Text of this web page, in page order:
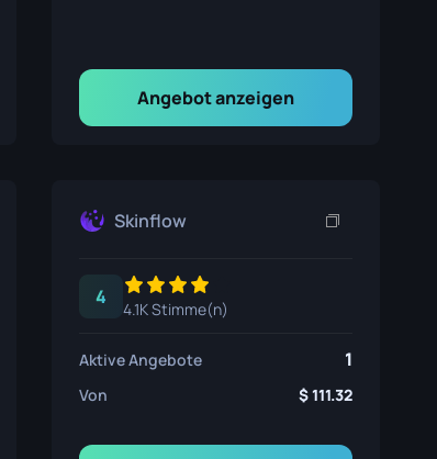
Angebot anzeigen
Skinflow
4
4.1K Stimme(n)
Aktive Angebote 1
Von 111.32